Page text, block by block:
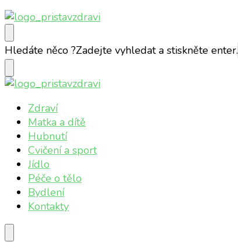
Přístav zdraví
Online magazín o vašem zdraví
Hledáte něco ?Zadejte vyhledat a stiskněte enter.
Přístav zdraví
Online magazín o vašem zdraví
Zdraví
Matka a dítě
Hubnutí
Cvičení a sport
Jídlo
Péče o tělo
Bydlení
Kontakty